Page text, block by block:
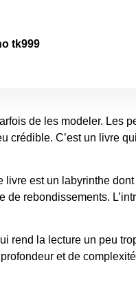
tk999
de les modeler. Les
C’est un livre
est un labyrinthe
de rebondissements.
rend la lecture un peu
et de